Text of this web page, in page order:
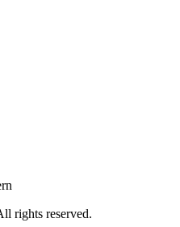
rights reserved.